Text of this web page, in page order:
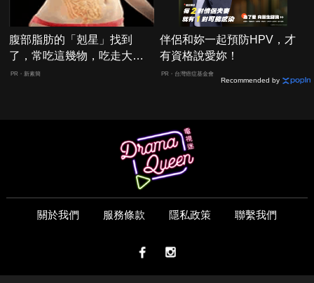
腹部脂肪的「剋星」找到
了，常吃這幾物，吃走大肚
囊，瘦出小蠻腰
PR・新素簡
伴侶和妳一起預防HPV，才
有資格說愛妳！
PR・台灣癌症基金會
Recommended by
關於我們 服務條款 隱私政策 聯繫我們